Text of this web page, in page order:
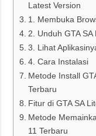
Latest Version
1. Membuka
2. Unduh GTA SA
3. Lihat
4. Cara Instalasi
Metode Install
Terbaru
Fitur di GTA SA
Metode
11 Terbaru